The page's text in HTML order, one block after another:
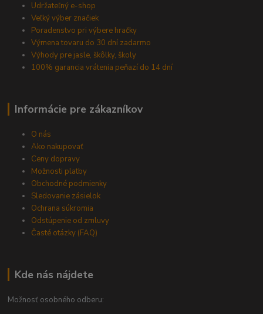
Udržateľný e-shop
Veľký výber značiek
Poradenstvo pri výbere hračky
Výmena tovaru do 30 dní zadarmo
Výhody pre jasle, škôlky, školy
100% garancia vrátenia peňazí do 14 dní
Informácie pre zákazníkov
O nás
Ako nakupovať
Ceny dopravy
Možnosti platby
Obchodné podmienky
Sledovanie zásielok
Ochrana súkromia
Odstúpenie od zmluvy
Časté otázky (FAQ)
Kde nás nájdete
Možnosť osobného odberu: